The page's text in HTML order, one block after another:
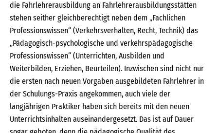
die Fahrlehrerausbildung an Fahrlehrerausbildungsstätten
stehen seither gleichberechtigt neben dem „Fachlichen
Professionswissen“ (Verkehrsverhalten, Recht, Technik) das
„Pädagogisch-psychologische und verkehrspädagogische
Professionswissen“ (Unterrichten, Ausbilden und
Weiterbilden, Erziehen, Beurteilen). Inzwischen sind nicht nur
die ersten nach neuen Vorgaben ausgebildeten Fahrlehrer in
der Schulungs-Praxis angekommen, auch viele der
langjährigen Praktiker haben sich bereits mit den neuen
Unterrichtsinhalten auseinandergesetzt. Das ist auf Dauer